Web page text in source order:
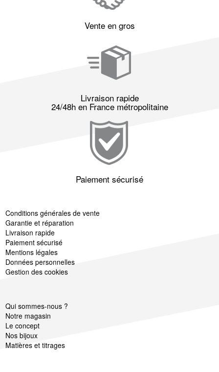
Vente en gros
Livraison rapide
24/48h en France métropolitaine
Paiement sécurisé
Conditions générales de vente
Garantie et réparation
Livraison rapide
Paiement sécurisé
Mentions légales
Données personnelles
Gestion des cookies
Qui sommes-nous ?
Notre magasin
Le concept
Nos bijoux
Matières et titrages